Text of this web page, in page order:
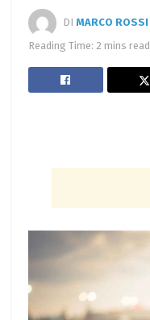
DI MARCO ROSSI
Reading Time: 2 mins read